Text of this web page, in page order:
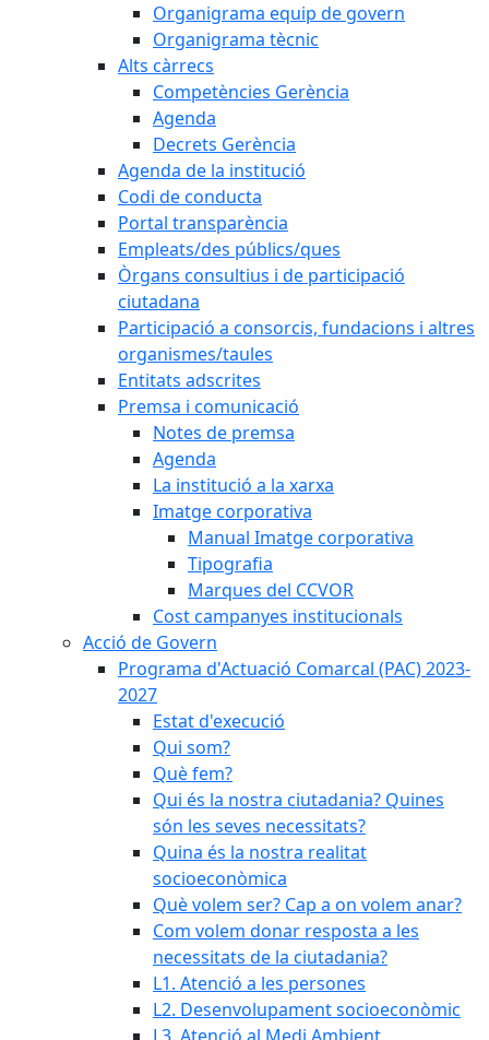
Organigrama equip de govern
Organigrama tècnic
Alts càrrecs
Competències Gerència
Agenda
Decrets Gerència
Agenda de la institució
Codi de conducta
Portal transparència
Empleats/des públics/ques
Òrgans consultius i de participació
ciutadana
Participació a consorcis, fundacions i altres
organismes/taules
Entitats adscrites
Premsa i comunicació
Notes de premsa
Agenda
La institució a la xarxa
Imatge corporativa
Manual Imatge corporativa
Tipografia
Marques del CCVOR
Cost campanyes institucionals
Acció de Govern
Programa d'Actuació Comarcal (PAC) 2023-
2027
Estat d'execució
Qui som?
Què fem?
Qui és la nostra ciutadania? Quines
són les seves necessitats?
Quina és la nostra realitat
socioeconòmica
Què volem ser? Cap a on volem anar?
Com volem donar resposta a les
necessitats de la ciutadania?
L1. Atenció a les persones
L2. Desenvolupament socioeconòmic